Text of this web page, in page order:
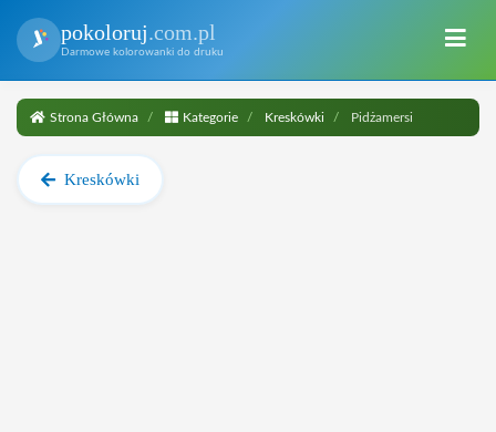
pokoloruj.com.pl
Darmowe kolorowanki do druku
Strona Główna Kategorie Kreskówki Pidżamersi
Kreskówki